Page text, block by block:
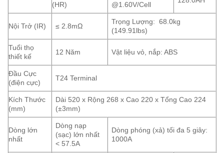
(HR)
@1.60V/Cell
Nội Trở (IR) ≤ 2.8mΩ
Trọng Lượng: 68.0kg
(149.91lbs)
Tuổi thọ
thiết kế
12 Năm Vật liệu vỏ, nắp: ABS
Đầu Cực
(điện cực)
T24 Terminal
Kích Thước
(mm)
Dài 520 x Rộng 268 x Cao 220 x Tổng Cao 224
(±3mm)
Dòng lớn
nhất
Dòng nạp
(sạc) lớn nhất
< 57.5A
Dòng phóng (xả) tối đa 5 giây:
1000A